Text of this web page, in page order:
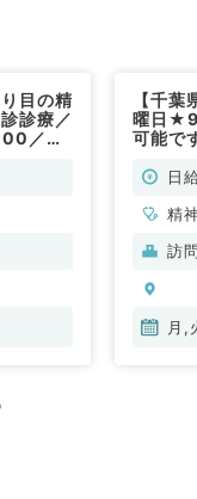
目の精
診療／
／時
科・非
【千
曜日
可能
(精神
日
精
訪
月,